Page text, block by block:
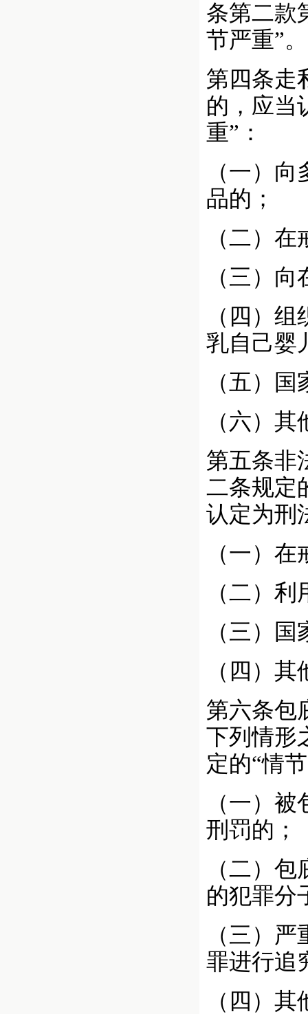
条第二款
节严重”。
第四条走
的，应当
重”：
（一）
品的；
（二）
（三）
（四）
乳自己婴
（五）
（六）
第五条非
二条规定
认定为刑
（一）
（二）
（三）
（四）
第六条包
下列情形
定的“情
（一）
刑罚的；
（二）
的犯罪分
（三）
罪进行追
（四）